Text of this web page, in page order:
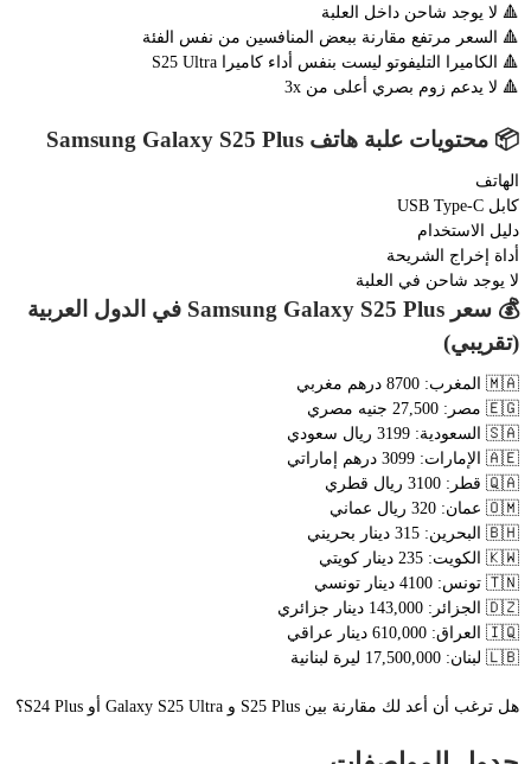
🔺 لا يوجد شاحن داخل العلبة
🔺 السعر مرتفع مقارنة ببعض المنافسين من نفس الفئة
🔺 الكاميرا التليفوتو ليست بنفس أداء كاميرا S25 Ultra
🔺 لا يدعم زوم بصري أعلى من 3x
📦 محتويات علبة هاتف Samsung Galaxy S25 Plus
الهاتف
كابل USB Type-C
دليل الاستخدام
أداة إخراج الشريحة
لا يوجد شاحن في العلبة
💰 سعر Samsung Galaxy S25 Plus في الدول العربية
(تقريبي)
🇲🇦 المغرب: 8700 درهم مغربي
🇪🇬 مصر: 27,500 جنيه مصري
🇸🇦 السعودية: 3199 ريال سعودي
🇦🇪 الإمارات: 3099 درهم إماراتي
🇶🇦 قطر: 3100 ريال قطري
🇴🇲 عمان: 320 ريال عماني
🇧🇭 البحرين: 315 دينار بحريني
🇰🇼 الكويت: 235 دينار كويتي
🇹🇳 تونس: 4100 دينار تونسي
🇩🇿 الجزائر: 143,000 دينار جزائري
🇮🇶 العراق: 610,000 دينار عراقي
🇱🇧 لبنان: 17,500,000 ليرة لبنانية
هل ترغب أن أعد لك مقارنة بين S25 Plus و Galaxy S25 Ultra أو S24 Plus؟